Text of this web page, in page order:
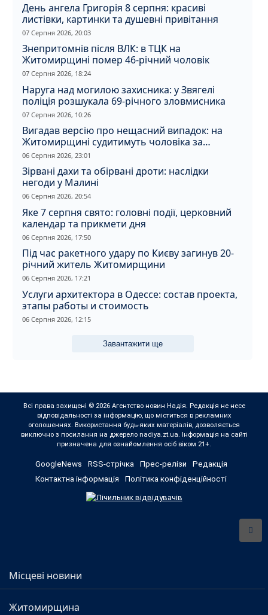
День ангела Григорія 8 серпня: красиві
листівки, картинки та душевні привітання
07 Серпня 2026, 20:03
Знепритомнів після ВЛК: в ТЦК на
Житомирщині помер 46-річний чоловік
07 Серпня 2026, 18:24
Наруга над могилою захисника: у Звягелі
поліція розшукала 69-річного зловмисника
07 Серпня 2026, 10:26
Вигадав версію про нещасний випадок: на
Житомирщині судитимуть чоловіка за
вбивство співмешканки
06 Серпня 2026, 23:01
Зірвані дахи та обірвані дроти: наслідки
негоди у Малині
06 Серпня 2026, 20:54
Яке 7 серпня свято: головні події, церковний
календар та прикмети дня
06 Серпня 2026, 17:50
Під час ракетного удару по Києву загинув 20-
річний житель Житомирщини
06 Серпня 2026, 17:21
Услуги архитектора в Одессе: состав проекта,
этапы работы и стоимость
06 Серпня 2026, 12:15
Завантажити ще
Всі права захищені © 2026 Агентство новин Надія. Редакція не несе
відповідальності за інформацію, що міститься в рекламних
оголошеннях. Використання будь-яких матеріалів, дозволяється
виключно з посилання на джерело nadiya.zt.ua. Інформація на сайті
призначена для ознайомлення осіб віком 21+.
GoogleNews RSS-стрічка Прес-релізи
Редакція
Контактна інформація
Політика конфіденційності
Місцеві новини
Житомирщина